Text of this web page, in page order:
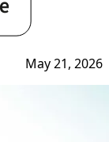
May 21, 2026